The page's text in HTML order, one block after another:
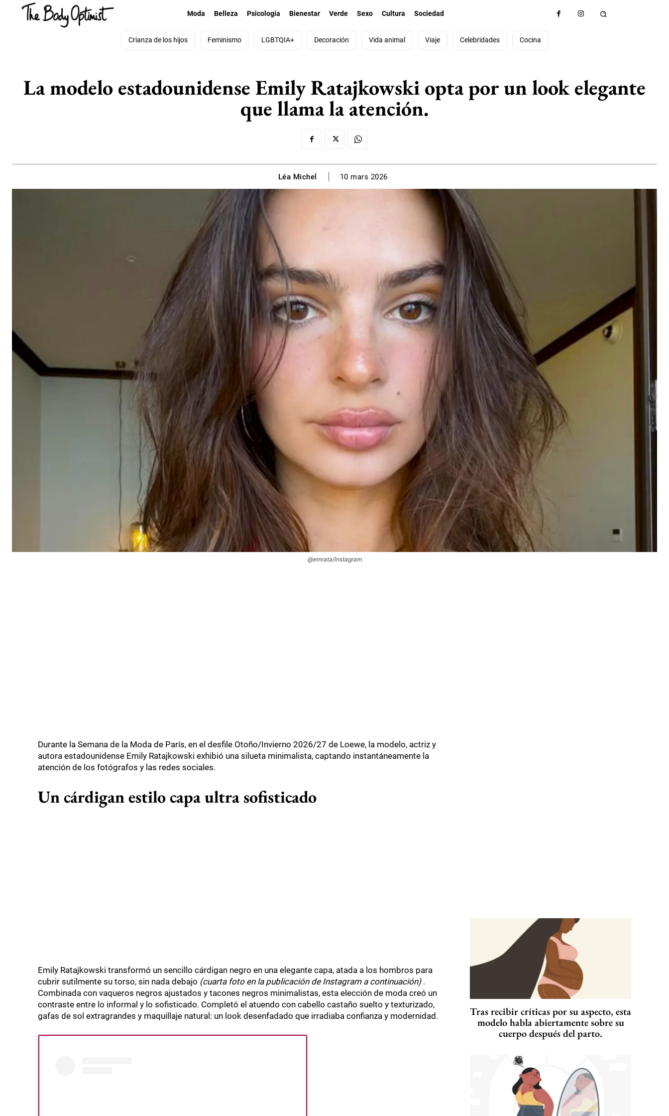
Moda Belleza Psicología Bienestar Verde Sexo Cultura Sociedad
Crianza de los hijos Feminismo LGBTQIA+ Decoración Vida animal Viaje Celebridades Cocina
La modelo estadounidense Emily Ratajkowski opta por un look elegante
que llama la atención.
Léa Michel 10 mars 2026
@emrata/Instagram
Durante la Semana de la Moda de París, en el desfile Otoño/Invierno 2026/27 de Loewe, la modelo, actriz y
autora estadounidense Emily Ratajkowski exhibió una silueta minimalista, captando instantáneamente la
atención de los fotógrafos y las redes sociales.
Un cárdigan estilo capa ultra sofisticado
Emily Ratajkowski transformó un sencillo cárdigan negro en una elegante capa, atada a los hombros para
cubrir sutilmente su torso, sin nada debajo (cuarta foto en la publicación de Instagram a continuación).
Combinada con vaqueros negros ajustados y tacones negros minimalistas, esta elección de moda creó un
contraste entre lo informal y lo sofisticado. Completó el atuendo con cabello castaño suelto y texturizado,
gafas de sol extragrandes y maquillaje natural: un look desenfadado que irradiaba confianza y modernidad.
Tras recibir críticas por su aspecto, esta
modelo habla abiertamente sobre su
cuerpo después del parto.